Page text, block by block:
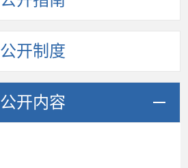
公开制度
公开内容